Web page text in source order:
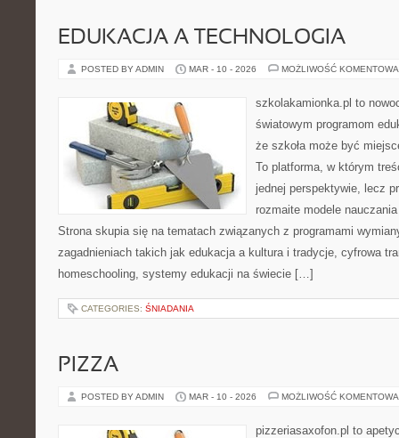
EDUKACJA A TECHNOLOGIA
POSTED BY ADMIN MAR - 10 - 2026 MOŻLIWOŚĆ
szkolakamionka.pl to
światowym programom
że szkoła może być
To platforma, w którym
jednej perspektywie, lecz
rozmaite modele
Strona skupia się na tematach związanych z programami
zagadnieniach takich jak edukacja a kultura i tradycje, cyfrowa
homeschooling, systemy edukacji na świecie […]
CATEGORIES: ŚNIADANIA
PIZZA
POSTED BY ADMIN MAR - 10 - 2026 MOŻLIWOŚĆ
pizzeriasaxofon.pl to